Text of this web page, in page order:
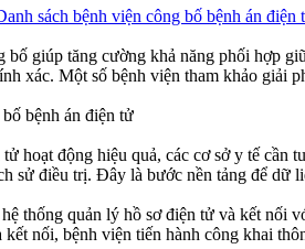
sách bệnh viện công bố bệnh án điện
bố giúp tăng cường khả năng phối hợp
xác. Một số bệnh viện tham khảo giải
bệnh án điện tử
hoạt động hiệu quả, các cơ sở y tế cần
sử điều trị. Đây là bước nền tảng để dữ
thống quản lý hồ sơ điện tử và kết nối
nối, bệnh viện tiến hành công khai